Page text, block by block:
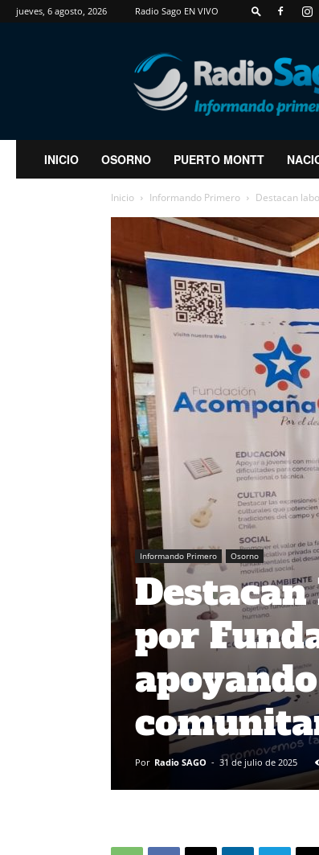
jueves, 6 agosto, 2026 Radio Sago EN VIVO
RadioSago
INICIO OSORNO PUERTO MONTT
Inicio Informando Primero Destacan
Informando Primero Osorno
por
Por Radio SAGO - 31 de julio de 2025